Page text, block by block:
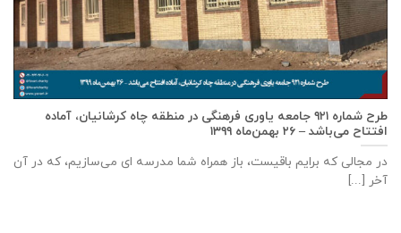
طرح شماره ۹۲۱ جامعه ياوری فرهنگی در منطقه چاه کرشانیان، آماده
افتتاح می‌باشد – ۲۶ بهمن‌ماه ۱۳۹۹
در مجالی که برایم باقیست، باز همراه شما مدرسه ای می‌سازیم، که در آن
آخر [...]